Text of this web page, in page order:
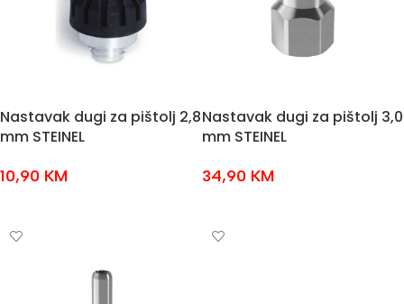
Nastavak dugi za pištolj 2,8
mm STEINEL
10,90 KM
Nastavak dugi za pištolj 3,0
mm STEINEL
34,90 KM